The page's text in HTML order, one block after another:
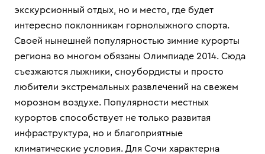
экскурсионный отдых, но и место, где будет
интересно поклонникам горнолыжного спорта.
Своей нынешней популярностью зимние курорты
региона во многом обязаны Олимпиаде 2014. Сюда
съезжаются лыжники, сноубордисты и просто
любители экстремальных развлечений на свежем
морозном воздухе. Популярности местных
курортов способствует не только развитая
инфраструктура, но и благоприятные
климатические условия. Для Сочи характерна